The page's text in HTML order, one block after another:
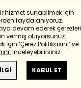
hizmet sunabilmek için
faydalanıyoruz.
devam ederek çerezleri
vermiş oluyorsunuz.
için ‘Çerez Politikasını’ve
inceleyebilirsiniz.
KABUL ET
Translate
Transletekullanılmıştır.
haberturk.com
değildir.